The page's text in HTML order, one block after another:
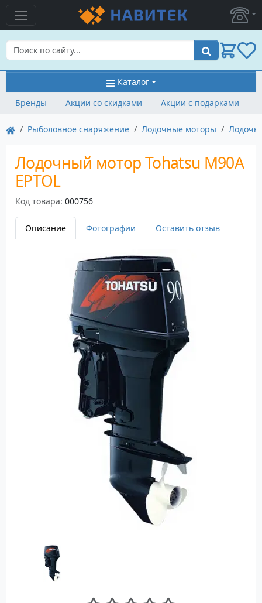
Поиск
Каталог
Бренды
Акции со скидками Акции с подарками
Рыболовное снаряжение Лодочные моторы
Лодочный мотор Tohatsu M90A
EPТOL
Код товара: 000756
Описание Фотографии Оставить отзыв